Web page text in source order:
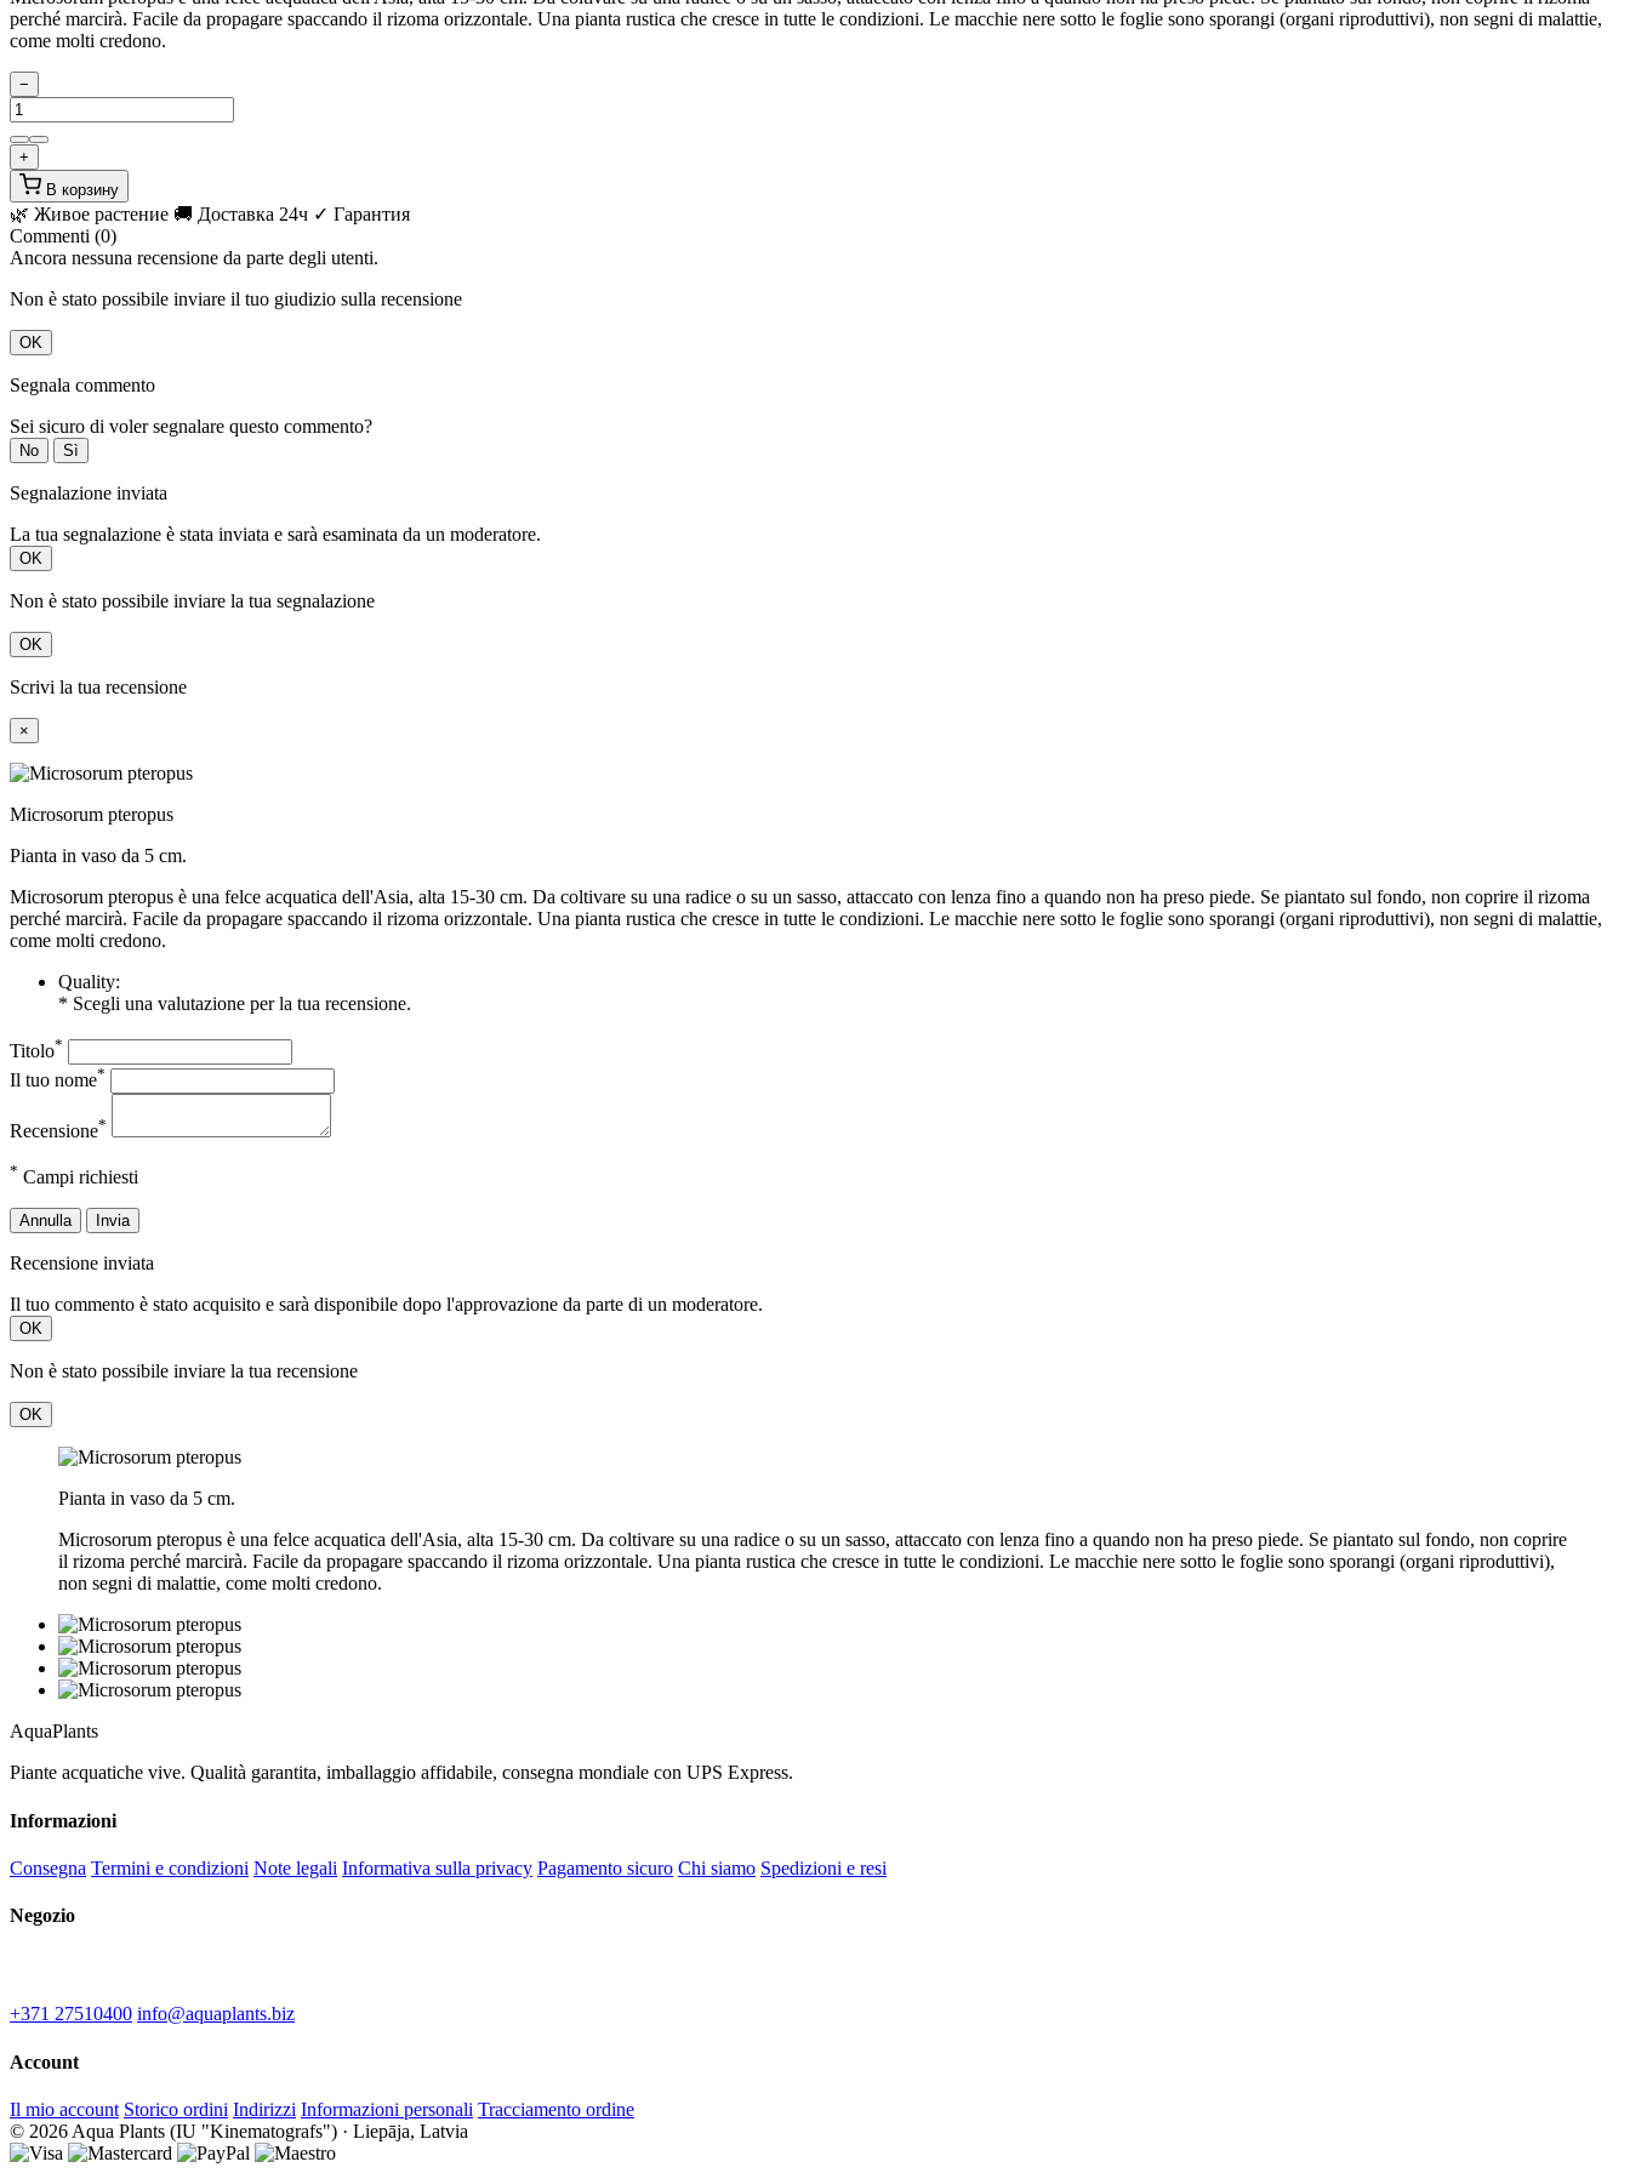
perché marcirà. Facile da propagare spaccando il rizoma orizzontale. Una pianta rustica che cresce in tutte le condizioni. Le macchie nere sotto le foglie sono sporangi (organi riproduttivi), non segni di malattie,
come molti credono.
−
+
В корзину
🌿 Живое растение 🚚 Доставка 24ч ✓ Гарантия
Commenti (0)
Ancora nessuna recensione da parte degli utenti.
Non è stato possibile inviare il tuo giudizio sulla recensione
OK
Segnala commento
Sei sicuro di voler segnalare questo commento?
No Sì
Segnalazione inviata
La tua segnalazione è stata inviata e sarà esaminata da un moderatore.
OK
Non è stato possibile inviare la tua segnalazione
OK
Scrivi la tua recensione
×
Microsorum pteropus
Pianta in vaso da 5 cm.
Microsorum pteropus è una felce acquatica dell'Asia, alta 15-30 cm. Da coltivare su una radice o su un sasso, attaccato con lenza fino a quando non ha preso piede. Se piantato sul fondo, non coprire il rizoma
perché marcirà. Facile da propagare spaccando il rizoma orizzontale. Una pianta rustica che cresce in tutte le condizioni. Le macchie nere sotto le foglie sono sporangi (organi riproduttivi), non segni di malattie,
come molti credono.
Quality:
* Scegli una valutazione per la tua recensione.
Titolo*
Il tuo nome*
Recensione*
* Campi richiesti
Annulla Invia
Recensione inviata
Il tuo commento è stato acquisito e sarà disponibile dopo l'approvazione da parte di un moderatore.
OK
Non è stato possibile inviare la tua recensione
OK
Pianta in vaso da 5 cm.
Microsorum pteropus è una felce acquatica dell'Asia, alta 15-30 cm. Da coltivare su una radice o su un sasso, attaccato con lenza fino a quando non ha preso piede. Se piantato sul fondo, non coprire
il rizoma perché marcirà. Facile da propagare spaccando il rizoma orizzontale. Una pianta rustica che cresce in tutte le condizioni. Le macchie nere sotto le foglie sono sporangi (organi riproduttivi),
non segni di malattie, come molti credono.
AquaPlants
Piante acquatiche vive. Qualità garantita, imballaggio affidabile, consegna mondiale con UPS Express.
Informazioni
Consegna Termini e condizioni Note legali Informativa sulla privacy Pagamento sicuro Chi siamo Spedizioni e resi
Negozio
+371 27510400 info@aquaplants.biz
Account
Il mio account Storico ordini Indirizzi Informazioni personali Tracciamento ordine
© 2026 Aqua Plants (IU "Kinematografs") · Liepāja, Latvia